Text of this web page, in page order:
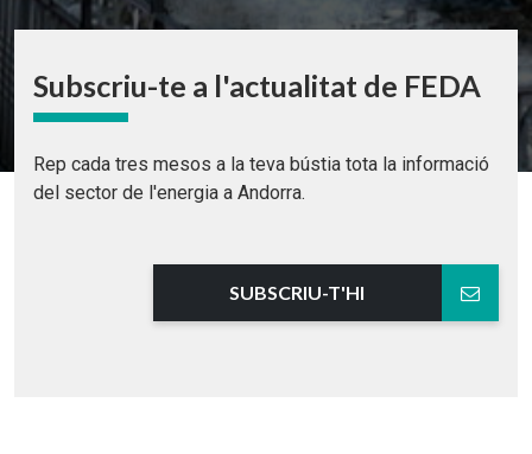
Subscriu-te a l'actualitat de FEDA
Rep cada tres mesos a la teva bústia tota la informació
del sector de l'energia a Andorra.
SUBSCRIU-T'HI